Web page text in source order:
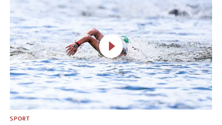
SPORT